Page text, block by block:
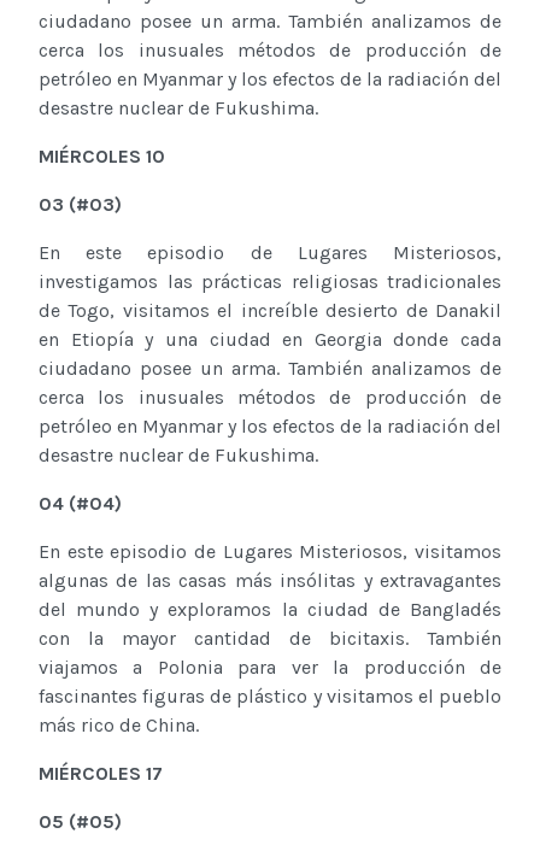
ciudadano posee un arma. También analizamos de
cerca los inusuales métodos de producción de
petróleo en Myanmar y los efectos de la radiación del
desastre nuclear de Fukushima.
MIÉRCOLES 10
03 (#03)
En este episodio de Lugares Misteriosos,
investigamos las prácticas religiosas tradicionales
de Togo, visitamos el increíble desierto de Danakil
en Etiopía y una ciudad en Georgia donde cada
ciudadano posee un arma. También analizamos de
cerca los inusuales métodos de producción de
petróleo en Myanmar y los efectos de la radiación del
desastre nuclear de Fukushima.
04 (#04)
En este episodio de Lugares Misteriosos, visitamos
algunas de las casas más insólitas y extravagantes
del mundo y exploramos la ciudad de Bangladés
con la mayor cantidad de bicitaxis. También
viajamos a Polonia para ver la producción de
fascinantes figuras de plástico y visitamos el pueblo
más rico de China.
MIÉRCOLES 17
05 (#05)